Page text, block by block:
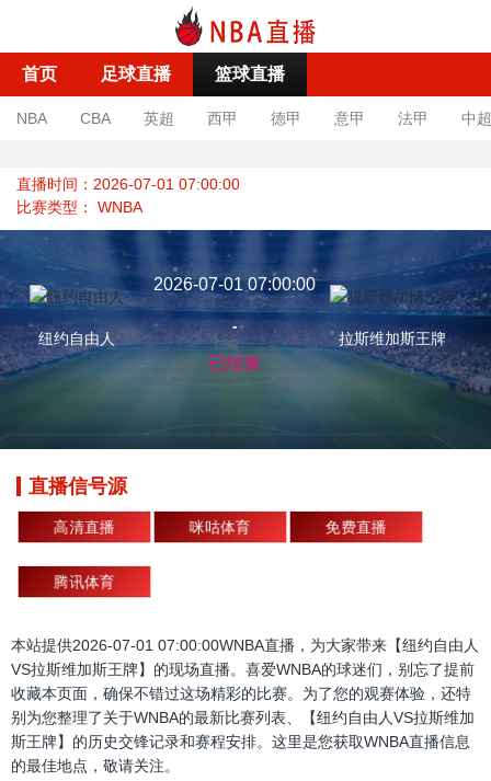
首页 足球直播 篮球直播
NBA CBA 英超 西甲 德甲 意甲 法甲 中超
直播时间：2026-07-01 07:00:00
比赛类型： WNBA
纽约自由人
2026-07-01 07:00:00
-
已结束
拉斯维加斯王牌
直播信号源
高清直播 咪咕体育 免费直播
腾讯体育
本站提供2026-07-01 07:00:00WNBA直播，为大家带来【纽约自由人
VS拉斯维加斯王牌】的现场直播。喜爱WNBA的球迷们，别忘了提前
收藏本页面，确保不错过这场精彩的比赛。为了您的观赛体验，还特
别为您整理了关于WNBA的最新比赛列表、【纽约自由人VS拉斯维加
斯王牌】的历史交锋记录和赛程安排。这里是您获取WNBA直播信息
的最佳地点，敬请关注。